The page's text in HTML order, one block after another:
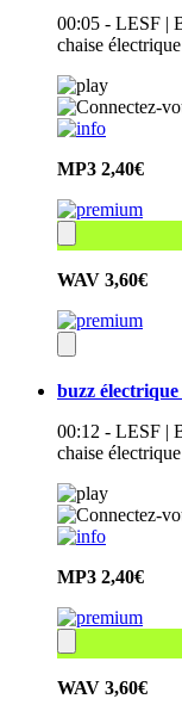
00:05 - LESF |
chaise électrique
MP3 2,40€
WAV 3,60€
buzz électrique
00:12 - LESF |
chaise électrique
MP3 2,40€
WAV 3,60€